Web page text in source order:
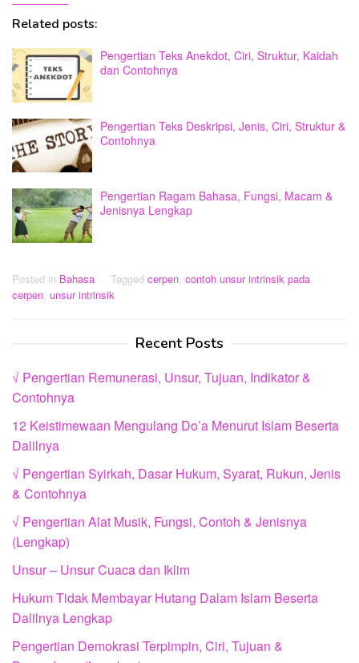
Related posts:
Pengertian Teks Anekdot, Ciri, Struktur, Kaidah
dan Contohnya
Pengertian Teks Deskripsi, Jenis, Ciri, Struktur &
Contohnya
Pengertian Ragam Bahasa, Fungsi, Macam &
Jenisnya Lengkap
Posted in Bahasa Tagged cerpen contoh unsur intrinsik pada
cerpen unsur intrinsik
Recent Posts
√ Pengertian Remunerasi, Unsur, Tujuan, Indikator &
Contohnya
12 Keistimewaan Mengulang Do’a Menurut Islam Beserta
Dalilnya
√ Pengertian Syirkah, Dasar Hukum, Syarat, Rukun, Jenis
& Contohnya
√ Pengertian Alat Musik, Fungsi, Contoh & Jenisnya
(Lengkap)
Unsur – Unsur Cuaca dan Iklim
Hukum Tidak Membayar Hutang Dalam Islam Beserta
Dalilnya Lengkap
Pengertian Demokrasi Terpimpin, Ciri, Tujuan &